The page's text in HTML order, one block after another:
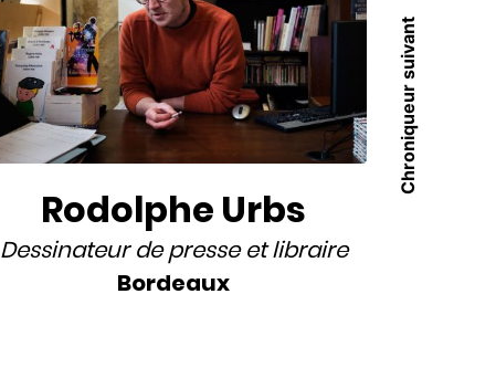
Rodolphe Urbs
Dessinateur de presseetlibraire
Bordeaux
Chroniqueur suivant